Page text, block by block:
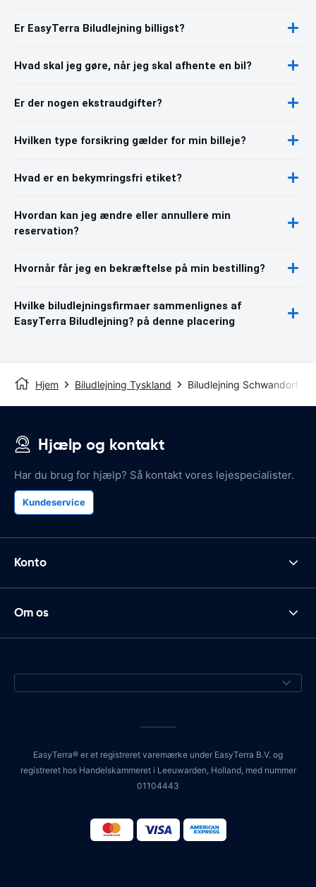
Er EasyTerra Biludlejning billigst?
Hvad skal jeg gøre, når jeg skal afhente en bil?
Er der nogen ekstraudgifter?
Hvilken type forsikring gælder for min billeje?
Hvad er en bekymringsfri etiket?
Hvordan kan jeg ændre eller annullere min
reservation?
Hvornår får jeg en bekræftelse på min bestilling?
Hvilke biludlejningsfirmaer sammenlignes af
EasyTerra Biludlejning? på denne placering
Hjem Biludlejning Tyskland Biludlejning Schwandorf
Hjælp og kontakt
Har du brug for hjælp? Så kontakt vores lejespecialister.
Kundeservice
Konto
Om os
EasyTerra® er et registreret varemærke under EasyTerra B.V. og
registreret hos Handelskammeret i Leeuwarden, Holland, med nummer
01104443